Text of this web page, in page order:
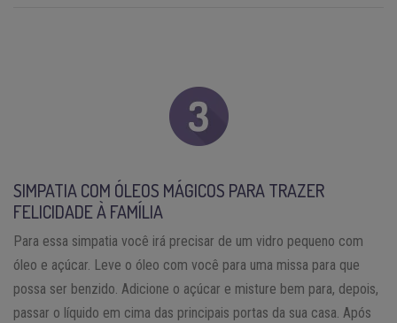
SIMPATIA COM ÓLEOS MÁGICOS PARA TRAZER
FELICIDADE À FAMÍLIA
Para essa simpatia você irá precisar de um vidro pequeno com
óleo e açúcar. Leve o óleo com você para uma missa para que
possa ser benzido. Adicione o açúcar e misture bem para, depois,
passar o líquido em cima das principais portas da sua casa. Após